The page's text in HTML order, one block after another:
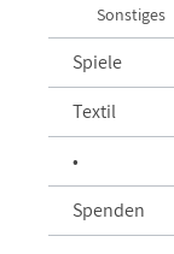
Sonstiges
Spiele
Textil
•
Spenden